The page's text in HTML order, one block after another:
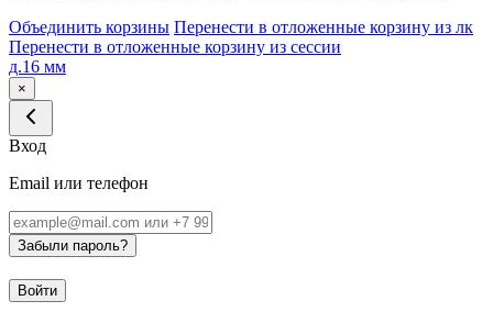
Объединить корзины Перенести в отложенные корзину из лк
Перенести в отложенные корзину из сессии
д.16 мм
×
Вход
Email или телефон
Забыли пароль?
Войти